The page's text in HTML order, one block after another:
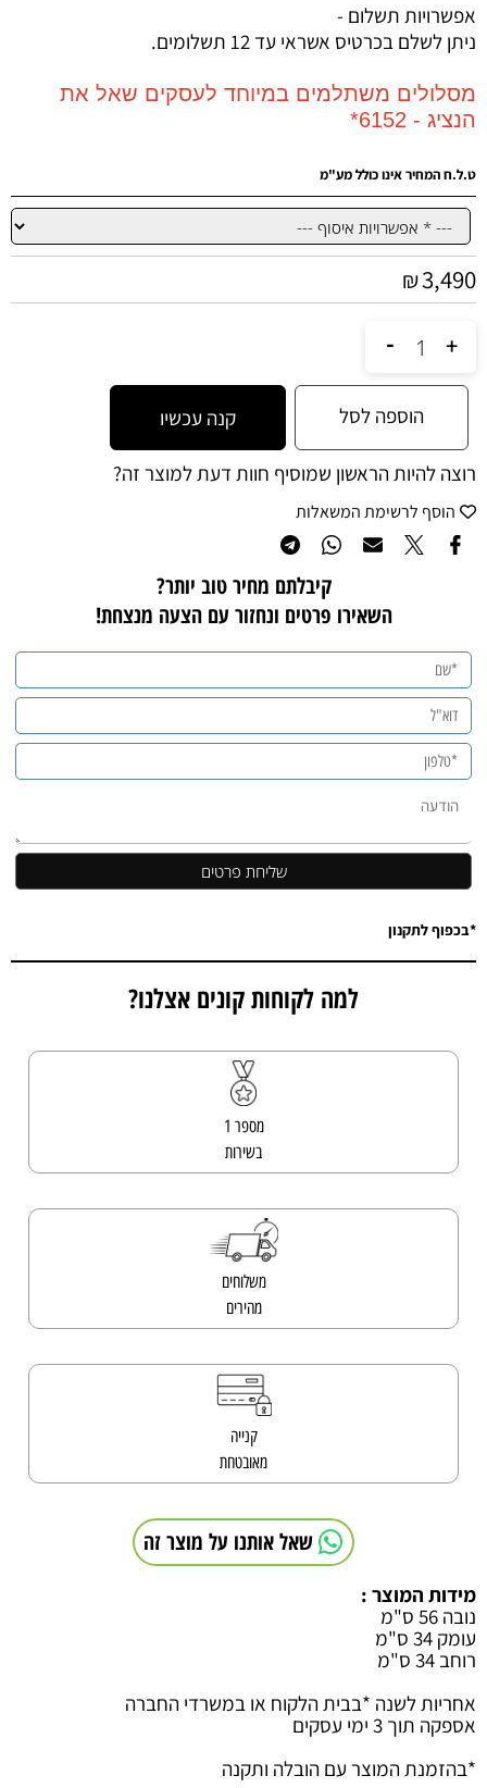
אפשרויות תשלום -
ניתן לשלם בכרטיס אשראי עד 12 תשלומים.
מסלולים משתלמים במיוחד לעסקים שאל את
הנציג - 6152*
ט.ל.ח המחיר אינו כולל מע"מ
₪3,490
הוספה לסל קנה עכשיו
רוצה להיות הראשון שמוסיף חוות דעת למוצר זה?
הוסף לרשימת המשאלות
קיבלתם מחיר טוב יותר?
השאירו פרטים ונחזור עם הצעה מנצחת!
*בכפוף לתקנון
למה לקוחות קונים אצלנו?
מספר 1
בשירות
משלוחים
מהירים
קנייה
מאובטחת
שאל אותנו על מוצר זה
מידות המוצר :
נובה 56 ס"מ
עומק 34 ס"מ
רוחב 34 ס"מ
אחריות לשנה *בבית הלקוח או במשרדי החברה
אספקה תוך 3 ימי עסקים
*בהזמנת המוצר עם הובלה ותקנה